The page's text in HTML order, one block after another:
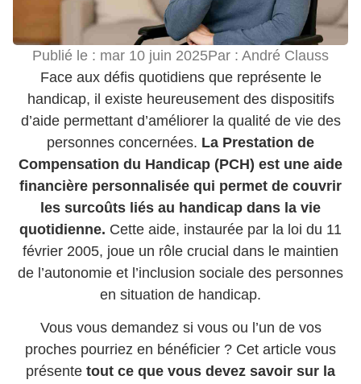
Publié le : mar 10 juin 2025Par : André Clauss
Face aux défis quotidiens que représente le
handicap, il existe heureusement des dispositifs
d’aide permettant d’améliorer la qualité de vie des
personnes concernées. La Prestation de
Compensation du Handicap (PCH) est une aide
financière personnalisée qui permet de couvrir
les surcoûts liés au handicap dans la vie
quotidienne. Cette aide, instaurée par la loi du 11
février 2005, joue un rôle crucial dans le maintien
de l’autonomie et l’inclusion sociale des personnes
en situation de handicap.
Vous vous demandez si vous ou l’un de vos
proches pourriez en bénéficier ? Cet article vous
présente tout ce que vous devez savoir sur la